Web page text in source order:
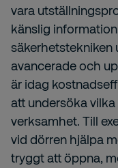
vara
känslig
avancerade och
är idag
att undersöka
verksamhet. Till
vid dörren hjälpa
tryggt att öppna,